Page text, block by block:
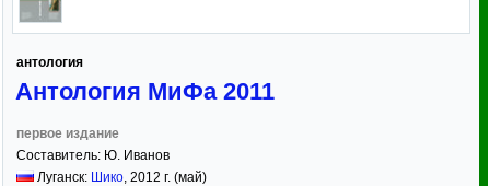
антология
Антология МиФа 2011
первое издание
Составитель: Ю. Иванов
Луганск: Шико, 2012 г. (май)